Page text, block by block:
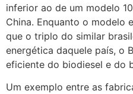
inferior ao de um modelo
China. Enquanto o modelo
que o triplo do similar
energética daquele país, o
eficiente do biodiesel e do
Um exemplo entre as